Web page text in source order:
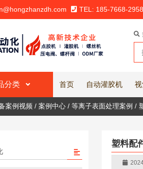
TEL: 185-7668-2958
分类 首页 自动灌胶机
案例视频 / 案例中心/ 等离子表面处理案例 /
塑料配